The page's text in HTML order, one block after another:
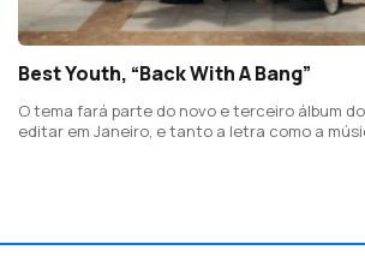
Best Youth, “Back With A Bang”
O tema fará parte do novo e terceiro álbum do
editar em Janeiro, e tanto a letra como a